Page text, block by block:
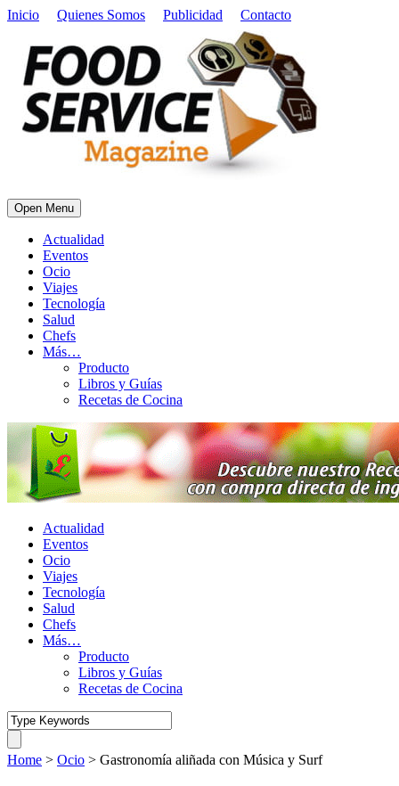
Inicio Quienes Somos Publicidad Contacto
Open Menu
Actualidad
Eventos
Ocio
Viajes
Tecnología
Salud
Chefs
Más…
Producto
Libros y Guías
Recetas de Cocina
Actualidad
Eventos
Ocio
Viajes
Tecnología
Salud
Chefs
Más…
Producto
Libros y Guías
Recetas de Cocina
Home > Ocio > Gastronomía aliñada con Música y Surf